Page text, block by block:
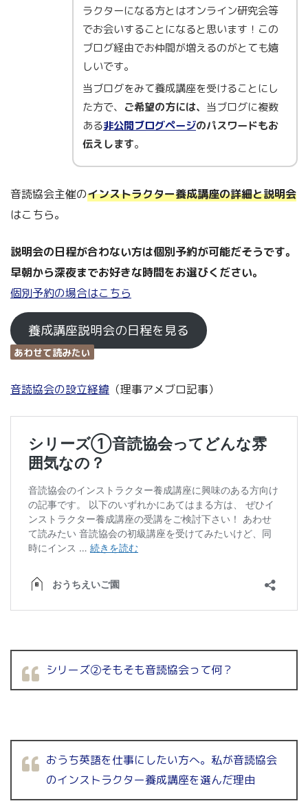
ラクターになる方とはオンライン研究会等
でお会いすることになると思います！この
ブログ経由でお仲間が増えるのがとても嬉
しいです。
当ブログをみて養成講座を受けることにし
た方で、 ご希望の方には、 当ブログに複数
ある非公開ブログページのパスワードもお
伝えします。
音読協会主催のインストラクター養成講座の詳細と説明会
はこちら。
説明会の日程が合わない方は個別予約が可能だそうです。
早朝から深夜までお好きな時間をお選びください。
個別予約の場合はこちら
養成講座説明会の日程を見る
あわせて読みたい
音読協会の設立経緯 （理事アメブロ記事）
シリーズ②そもそも音読協会って何？
おうち英語を仕事にしたい方へ。私が音読協会
のインストラクター養成講座を選んだ理由